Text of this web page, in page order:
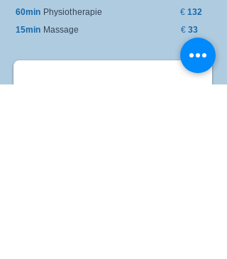
60min Physiotherapie € 132
15min Massage €33